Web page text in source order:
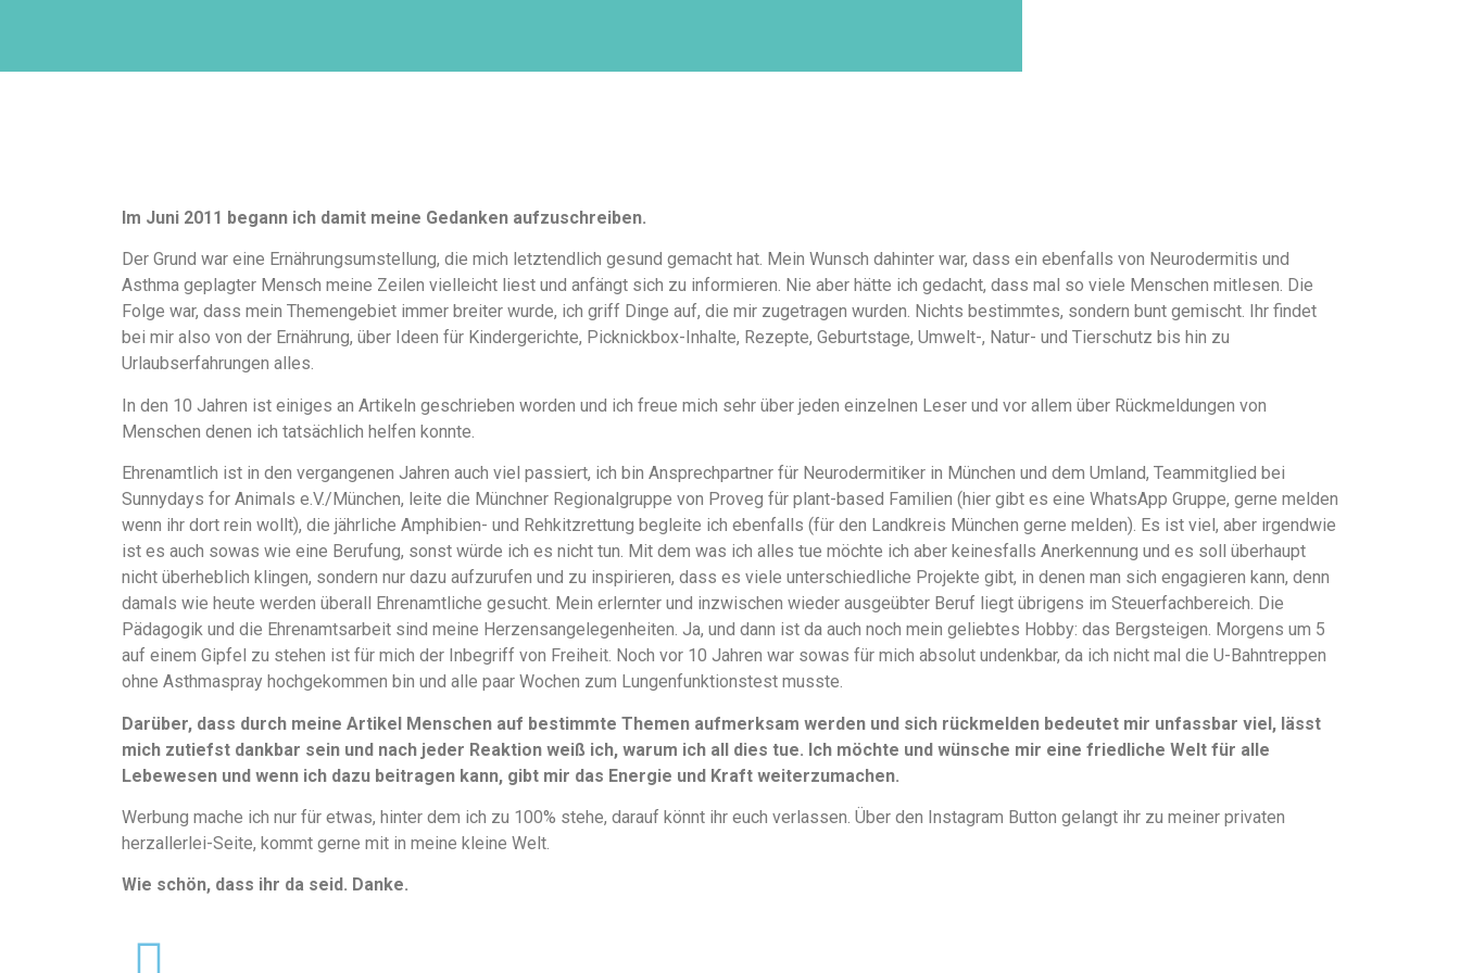
Im Juni 2011 begann ich damit meine Gedanken aufzuschreiben.
Der Grund war eine Ernährungsumstellung, die mich letztendlich gesund gemacht hat. Mein Wunsch dahinter war, dass ein ebenfalls von Neurodermitis und
Asthma geplagter Mensch meine Zeilen vielleicht liest und anfängt sich zu informieren. Nie aber hätte ich gedacht, dass mal so viele Menschen mitlesen. Die
Folge war, dass mein Themengebiet immer breiter wurde, ich griff Dinge auf, die mir zugetragen wurden. Nichts bestimmtes, sondern bunt gemischt. Ihr findet
bei mir also von der Ernährung, über Ideen für Kindergerichte, Picknickbox-Inhalte, Rezepte, Geburtstage, Umwelt-, Natur- und Tierschutz bis hin zu
Urlaubserfahrungen alles.
In den 10 Jahren ist einiges an Artikeln geschrieben worden und ich freue mich sehr über jeden einzelnen Leser und vor allem über Rückmeldungen von
Menschen denen ich tatsächlich helfen konnte.
Ehrenamtlich ist in den vergangenen Jahren auch viel passiert, ich bin Ansprechpartner für Neurodermitiker in München und dem Umland, Teammitglied bei
Sunnydays for Animals e.V./München, leite die Münchner Regionalgruppe von Proveg für plant-based Familien (hier gibt es eine WhatsApp Gruppe, gerne melden
wenn ihr dort rein wollt), die jährliche Amphibien- und Rehkitzrettung begleite ich ebenfalls (für den Landkreis München gerne melden). Es ist viel, aber irgendwie
ist es auch sowas wie eine Berufung, sonst würde ich es nicht tun. Mit dem was ich alles tue möchte ich aber keinesfalls Anerkennung und es soll überhaupt
nicht überheblich klingen, sondern nur dazu aufzurufen und zu inspirieren, dass es viele unterschiedliche Projekte gibt, in denen man sich engagieren kann, denn
damals wie heute werden überall Ehrenamtliche gesucht. Mein erlernter und inzwischen wieder ausgeübter Beruf liegt übrigens im Steuerfachbereich. Die
Pädagogik und die Ehrenamtsarbeit sind meine Herzensangelegenheiten. Ja, und dann ist da auch noch mein geliebtes Hobby: das Bergsteigen. Morgens um 5
auf einem Gipfel zu stehen ist für mich der Inbegriff von Freiheit. Noch vor 10 Jahren war sowas für mich absolut undenkbar, da ich nicht mal die U-Bahntreppen
ohne Asthmaspray hochgekommen bin und alle paar Wochen zum Lungenfunktionstest musste.
Darüber, dass durch meine Artikel Menschen auf bestimmte Themen aufmerksam werden und sich rückmelden bedeutet mir unfassbar viel, lässt
mich zutiefst dankbar sein und nach jeder Reaktion weiß ich, warum ich all dies tue. Ich möchte und wünsche mir eine friedliche Welt für alle
Lebewesen und wenn ich dazu beitragen kann, gibt mir das Energie und Kraft weiterzumachen.
Werbung mache ich nur für etwas, hinter dem ich zu 100% stehe, darauf könnt ihr euch verlassen. Über den Instagram Button gelangt ihr zu meiner privaten
herzallerlei-Seite, kommt gerne mit in meine kleine Welt.
Wie schön, dass ihr da seid. Danke.